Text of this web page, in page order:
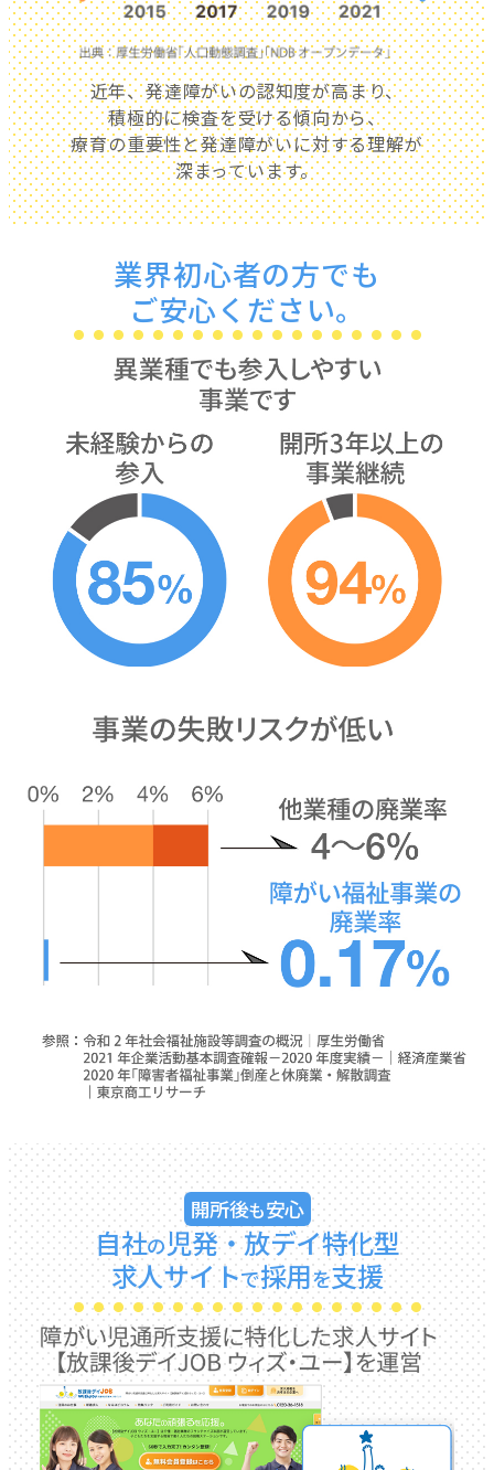
近年、発達障がいの認知度が高まり、
積極的に検査を受ける傾向から、
療育の重要性と発達障がいに対する理解が
深まっています。
業界初心者の方でも
ご安心ください。
開所後も安心
自社の児発・放デイ特化型
求人サイトで採用を支援